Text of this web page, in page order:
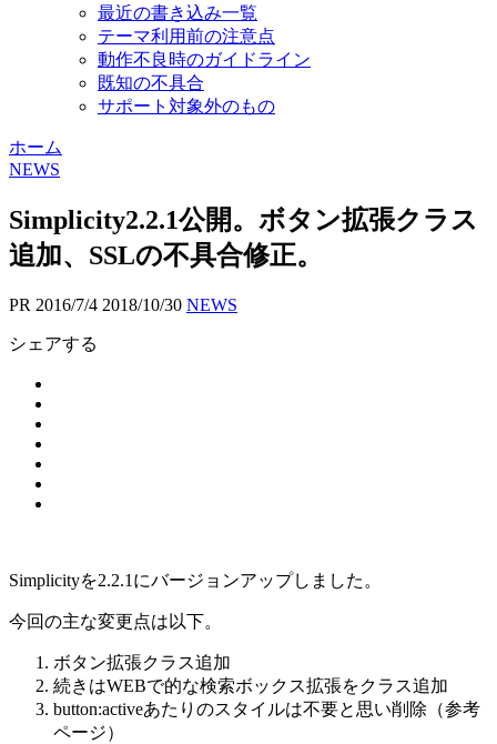
最近の書き込み一覧
テーマ利用前の注意点
動作不良時のガイドライン
既知の不具合
サポート対象外のもの
ホーム
NEWS
Simplicity2.2.1公開。ボタン拡張クラス
追加、SSLの不具合修正。
PR 2016/7/4 2018/10/30 NEWS
シェアする
Simplicityを2.2.1にバージョンアップしました。
今回の主な変更点は以下。
ボタン拡張クラス追加
続きはWEBで的な検索ボックス拡張をクラス追加
button:activeあたりのスタイルは不要と思い削除（参考
ページ）